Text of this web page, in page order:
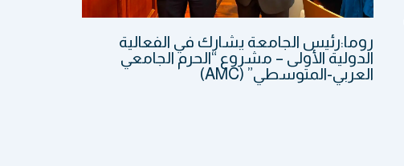
روما:رئيس الجامعة يشارك في الفعالية
الدولية الأولى – مشروع “الحرم الجامعي
العربي-المتوسطي” (AMC)